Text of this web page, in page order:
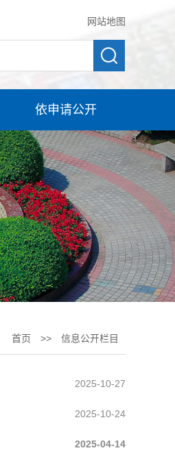
网站地图
依申请公开
首页 >> 信息公开栏目
2025-10-27
2025-10-24
2025-04-14